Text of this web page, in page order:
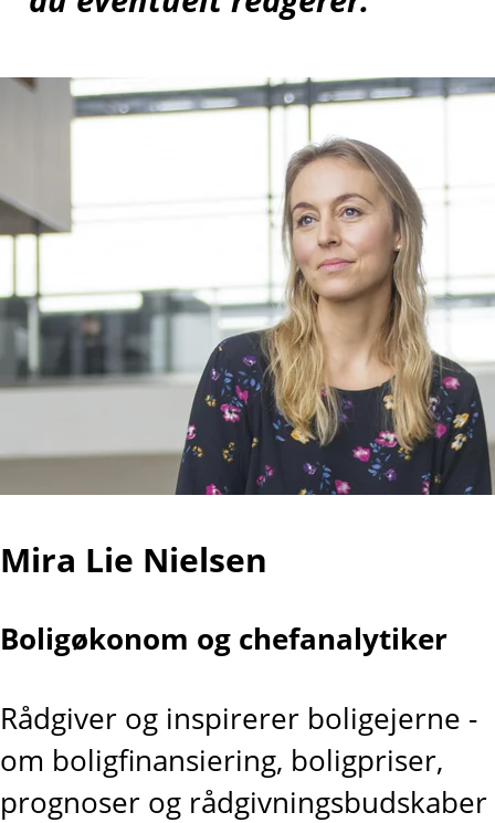
Mira Lie Nielsen
Boligøkonom og chefanalytiker
Rådgiver og inspirerer boligejerne -
om boligfinansiering, boligpriser,
prognoser og rådgivningsbudskaber